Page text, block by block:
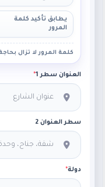
يطابق تأكيد كلمة
المرور
كلمة المرور لا تزال
العنوان سطر 1 *
سطر العنوان 2
دولة*